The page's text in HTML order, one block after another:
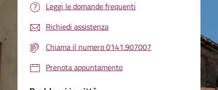
Leggi le domande frequenti
Richiedi assistenza
Chiama il numero 0141.907007
Prenota appuntamento